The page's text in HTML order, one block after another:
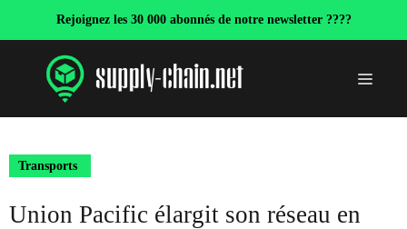
Rejoignez les 30 000 abonnés de notre newsletter ????
Menu
Transports
Union Pacific élargit son réseau en